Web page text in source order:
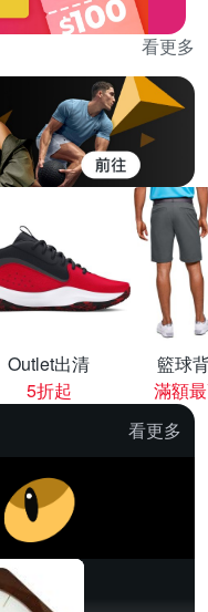
看更多
Outlet出清
5折起
籃球
滿額
看更多